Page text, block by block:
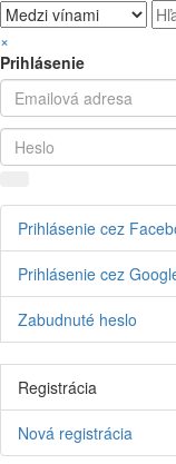
×
Prihlásenie
Prihlásenie cez
Prihlásenie cez
Zabudnuté heslo
Registrácia
Nová registrácia